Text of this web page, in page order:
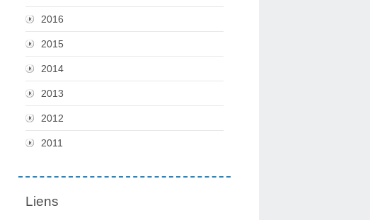
2016
2015
2014
2013
2012
2011
Liens